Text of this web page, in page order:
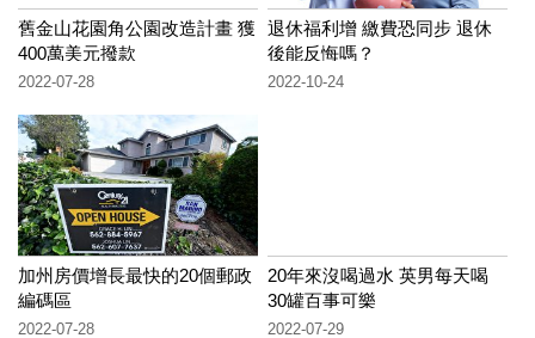
舊金山花園角公園改造計畫 獲
400萬美元撥款
2022-07-28
退休福利增 繳費恐同步 退休
後能反悔嗎？
2022-10-24
加州房價增長最快的20個郵政
編碼區
2022-07-28
20年來沒喝過水 英男每天喝
30罐百事可樂
2022-07-29